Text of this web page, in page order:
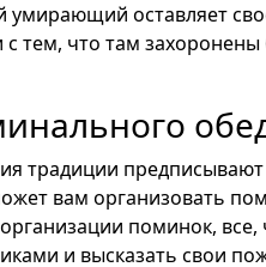
умирающий оставляет
тем, что там
традиции
вам организовать
поминок,
и высказать свои